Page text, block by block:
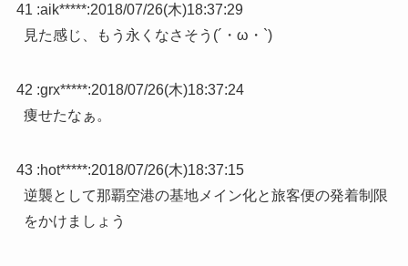
41 :aik*****:2018/07/26(木)18:37:29
見た感じ、もう永くなさそう(´・ω・`)
42 :grx*****:2018/07/26(木)18:37:24
痩せたなぁ。
43 :hot*****:2018/07/26(木)18:37:15
逆襲として那覇空港の基地メイン化と旅客便の発着制限
をかけましょう